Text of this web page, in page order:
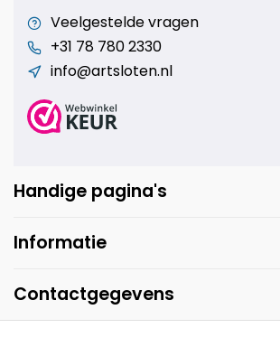
Veelgestelde vragen
+31 78 780 2330
info@artsloten.nl
Handige pagina's
Informatie
Contactgegevens